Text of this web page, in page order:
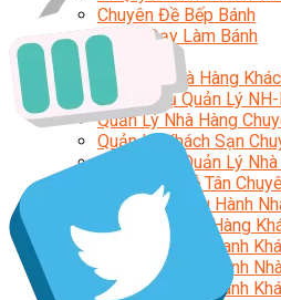
Chuyên Đề Bếp Bánh
Video Dạy Làm Bánh
Quản Trị NHKS
Quản Trị Nhà Hàng
Nghiệp Vụ Quản Lý
Quản Lý Nhà Hàng
Quản Lý Khách Sạn
Nghiệp Vụ Quản Lý
Nghiệp Vụ Lễ Tân
Giám Đốc Điều Hành
Tiếng Anh Nhà Hàng
Khởi Sự Kinh Doanh
Khởi Sự Kinh Doanh
Khởi Sự Kinh Doanh